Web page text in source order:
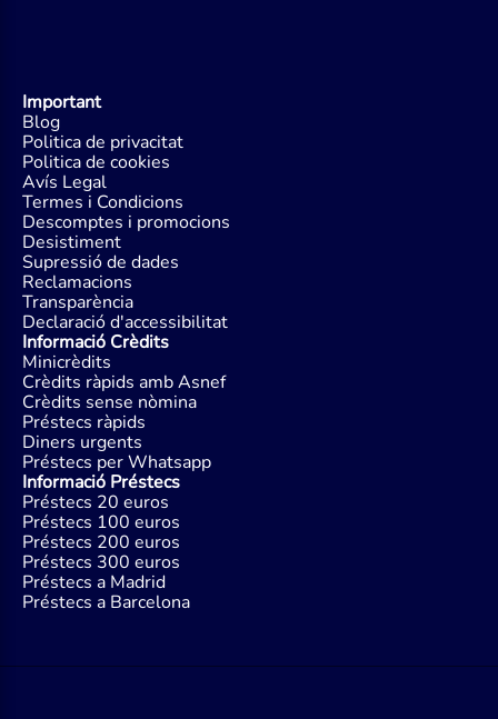
Important
Blog
Politica de privacitat
Politica de cookies
Avís Legal
Termes i Condicions
Descomptes i promocions
Desistiment
Supressió de dades
Reclamacions
Transparència
Declaració d'accessibilitat
Informació Crèdits
Minicrèdits
Crèdits ràpids amb Asnef
Crèdits sense nòmina
Préstecs ràpids
Diners urgents
Préstecs per Whatsapp
Informació Préstecs
Préstecs 20 euros
Préstecs 100 euros
Préstecs 200 euros
Préstecs 300 euros
Préstecs a Madrid
Préstecs a Barcelona